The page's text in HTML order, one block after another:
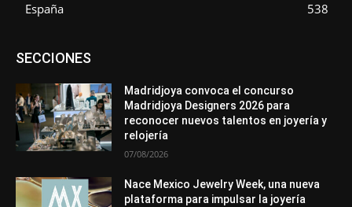
España
538
SECCIONESAsociaciones
Entrevistas
Mundo Técnico
Novedades Opiniones
Perspectiva
Premios
Secciones Sin categoría
Más
Madridjoya convoca el concurso
Madridjoya Designers 2026 para
reconocer nuevos talentos en joyería y
relojería
07/08/2026
Nace Mexico Jewelry Week, una nueva
plataforma para impulsar la joyería